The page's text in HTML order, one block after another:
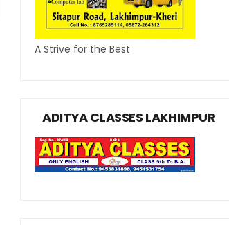
A Strive for the Best
ADITYA CLASSES LAKHIMPUR